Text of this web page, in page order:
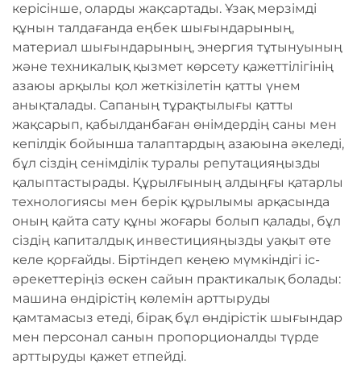
керісінше, оларды жақсартады. Ұзақ мерзімді
құнын талдағанда еңбек шығындарының,
материал шығындарының, энергия тұтынуының
және техникалық қызмет көрсету қажеттілігінің
азаюы арқылы қол жеткізілетін қатты үнем
анықталады. Сапаның тұрақтылығы қатты
жақсарып, қабылданбаған өнімдердің саны мен
кепілдік бойынша талаптардың азаюына әкеледі,
бұл сіздің сенімділік туралы репутацияңызды
қалыптастырады. Құрылғының алдыңғы қатарлы
технологиясы мен берік құрылымы арқасында
оның қайта сату құны жоғары болып қалады, бұл
сіздің капиталдық инвестицияңызды уақыт өте
келе қорғайды. Біртіндеп кеңею мүмкіндігі іс-
әрекеттеріңіз өскен сайын практикалық болады:
машина өндірістің көлемін арттыруды
қамтамасыз етеді, бірақ бұл өндірістік шығындар
мен персонал санын пропорционалды түрде
арттыруды қажет етпейді.